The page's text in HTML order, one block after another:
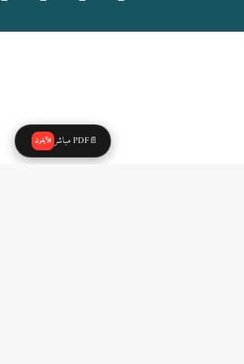
📄PDF مباشر للآيفون